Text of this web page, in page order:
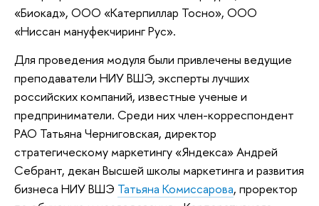
«Биокад», ООО «Катерпиллар Тосно», ООО
«Ниссан мануфекчиринг Рус».
Для проведения модуля были привлечены ведущие
преподаватели НИУ ВШЭ, эксперты лучших
российских компаний, известные ученые и
предприниматели. Среди них член-корреспондент
РАО Татьяна Черниговская, директор
стратегическому маркетингу «Яндекса» Андрей
Себрант, декан Высшей школы маркетинга и развития
бизнеса НИУ ВШЭ Татьяна Комиссарова, проректор